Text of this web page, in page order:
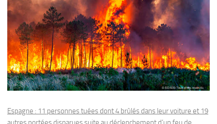
Espagne : 11 personnes tuées dont 4 brûlés dans leur voiture et 19